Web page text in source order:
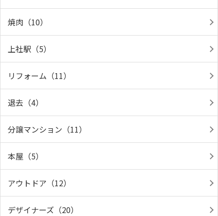
焼肉（10）
上社駅（5）
リフォーム（11）
退去（4）
分譲マンション（11）
本屋（5）
アウトドア（12）
デザイナーズ（20）